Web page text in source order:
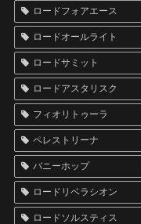
ロードフォアエース
ロードオールライト
ロードサミット
ロードアスタリスク
フィオリトゥーラ
ペレストリーナ
バニーホップ
ロードリベラシオン
ロードソルスティス